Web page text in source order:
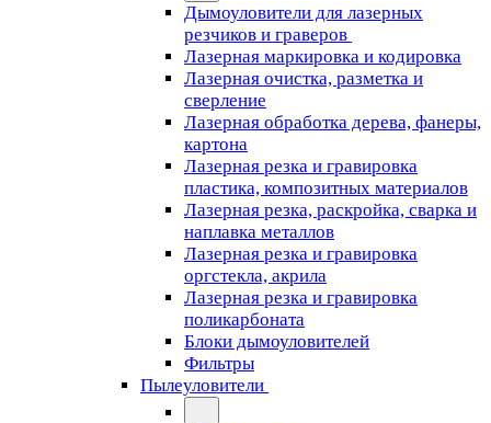
Дымоуловители для лазерных
резчиков и граверов
Лазерная маркировка и кодировка
Лазерная очистка, разметка и
сверление
Лазерная обработка дерева, фанеры,
картона
Лазерная резка и гравировка
пластика, композитных материалов
Лазерная резка, раскройка, сварка и
наплавка металлов
Лазерная резка и гравировка
оргстекла, акрила
Лазерная резка и гравировка
поликарбоната
Блоки дымоуловителей
Фильтры
Пылеуловители